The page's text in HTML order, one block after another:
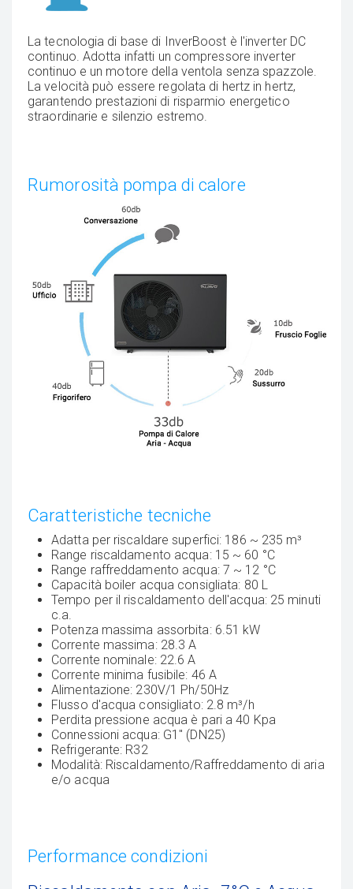
La tecnologia di base di InverBoost è l'inverter DC
continuo. Adotta infatti un compressore inverter
continuo e un motore della ventola senza spazzole.
La velocità può essere regolata di hertz in hertz,
garantendo prestazioni di risparmio energetico
straordinarie e silenzio estremo.
Rumorosità pompa di calore
Caratteristiche tecniche
Adatta per riscaldare superfici: 186 ~ 235 m³
Range riscaldamento acqua: 15 ~ 60 °C
Range raffreddamento acqua: 7 ~ 12 °C
Capacità boiler acqua consigliata: 80 L
Tempo per il riscaldamento dell'acqua: 25 minuti
c.a.
Potenza massima assorbita: 6.51 kW
Corrente massima: 28.3 A
Corrente nominale: 22.6 A
Corrente minima fusibile: 46 A
Alimentazione: 230V/1 Ph/50Hz
Flusso d'acqua consigliato: 2.8 m³/h
Perdita pressione acqua è pari a 40 Kpa
Connessioni acqua: G1" (DN25)
Refrigerante: R32
Modalità: Riscaldamento/Raffreddamento di aria
e/o acqua
Performance condizioni